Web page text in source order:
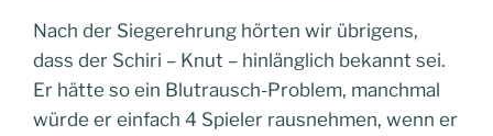
Nach der Siegerehrung hörten wir übrigens,
dass der Schiri – Knut – hinlänglich bekannt sei.
Er hätte so ein Blutrausch-Problem, manchmal
würde er einfach 4 Spieler rausnehmen, wenn er